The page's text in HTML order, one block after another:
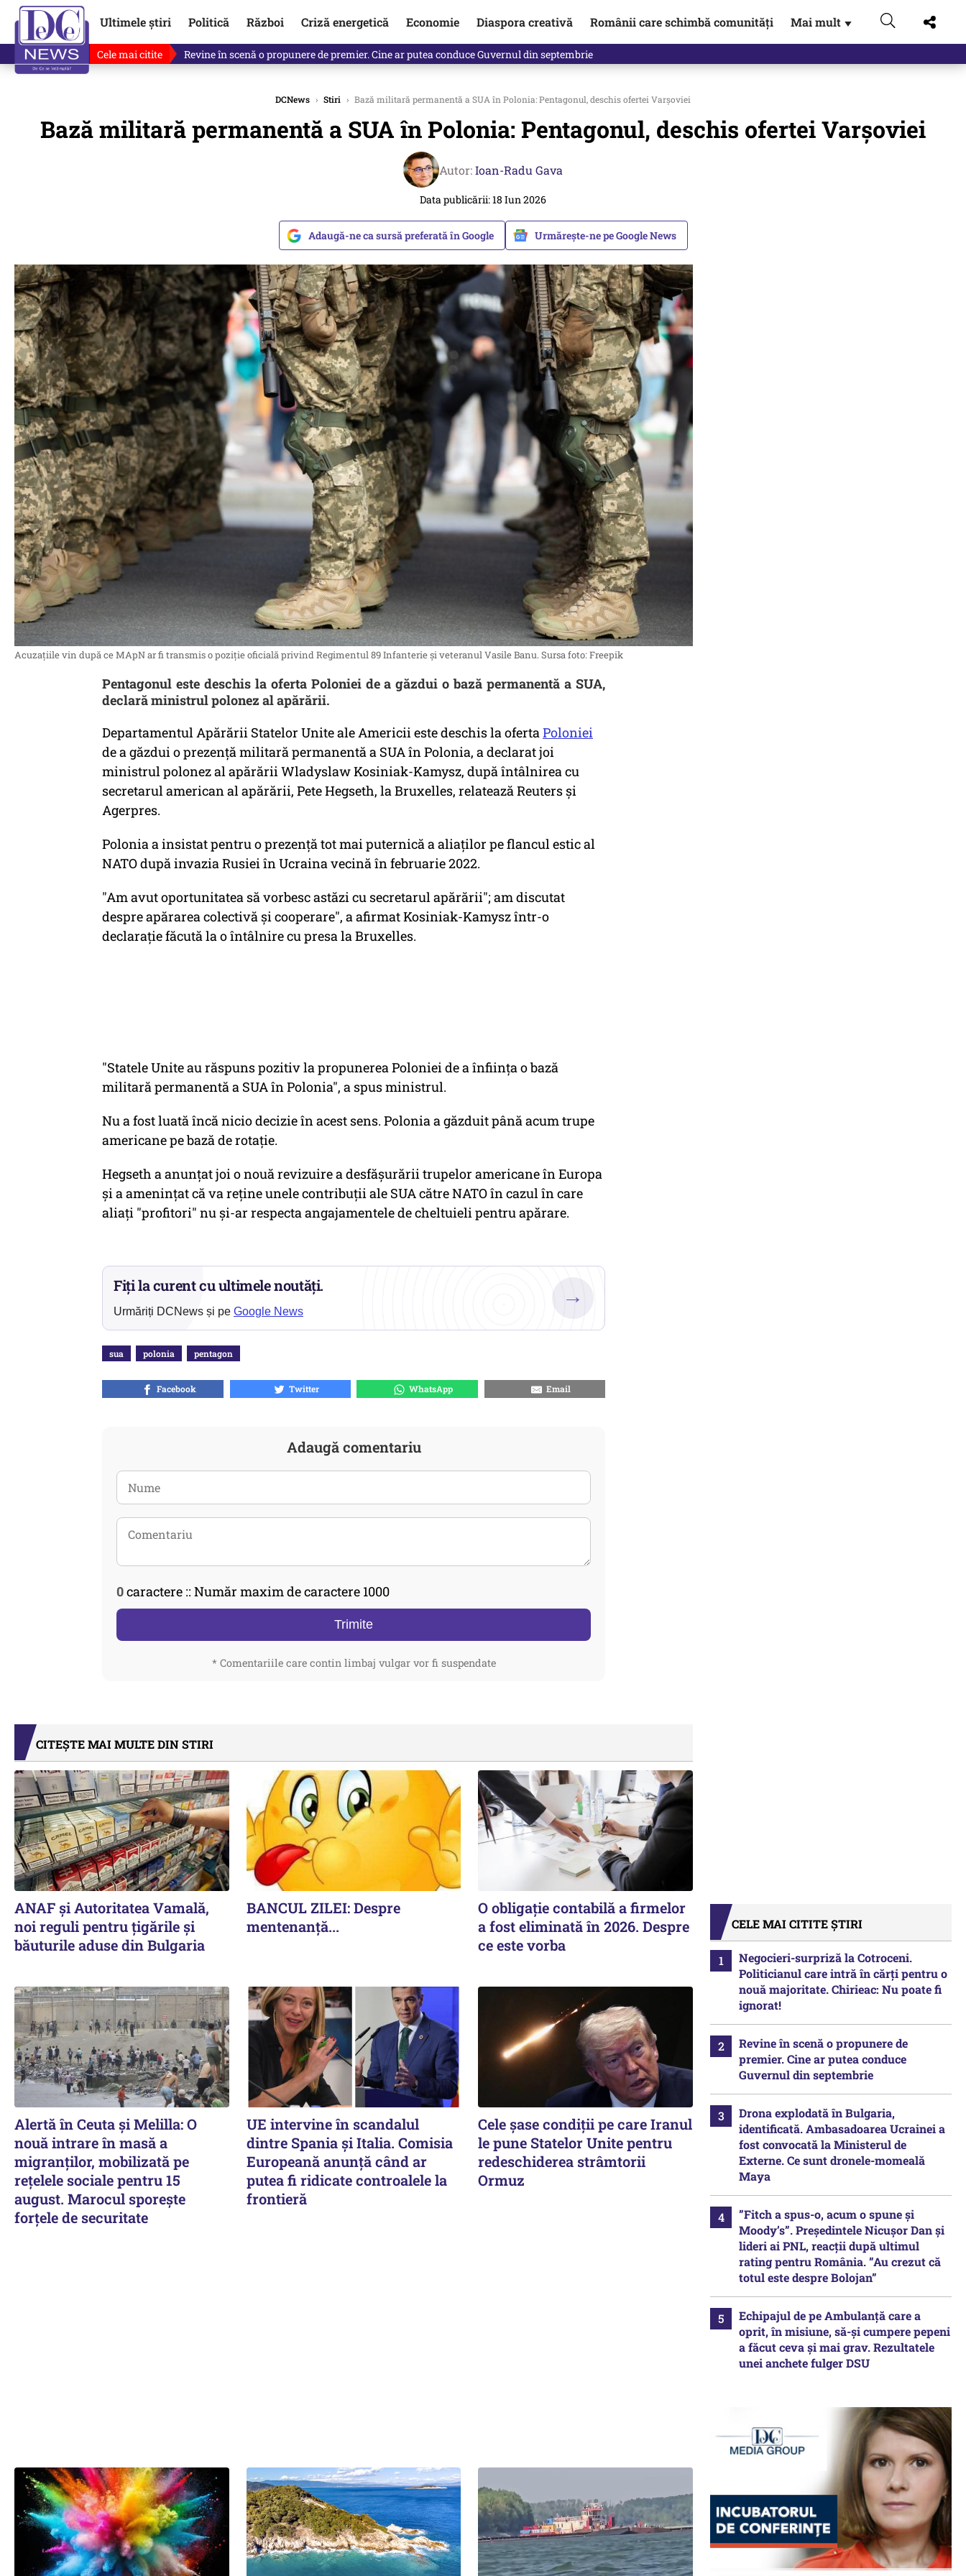
Ultimele știri Politică Război Criză energetică Economie Diaspora creativă Românii care schimbă comunități Mai mult ▼
Cele mai citite Drona explodată în Bulgaria, identificată. Ambasadoarea Ucrainei a fost convocată la Ministerul de Externe.…
DCNews › Stiri › Bază militară permanentă a SUA în Polonia: Pentagonul, deschis ofertei Varșoviei
Bază militară permanentă a SUA în Polonia: Pentagonul, deschis ofertei Varșoviei
Autor:Ioan-Radu Gava
Data publicării: 18 Iun 2026
Adaugă-ne ca sursă preferată în Google Urmărește-ne pe Google News
Acuzațiile vin după ce MApN ar fi transmis o poziție oficială privind Regimentul 89 Infanterie și veteranul Vasile Banu. Sursa foto: Freepik
Pentagonul este deschis la oferta Poloniei de a găzdui o bază permanentă a SUA,
declară ministrul polonez al apărării.
Departamentul Apărării Statelor Unite ale Americii este deschis la ofertaPoloniei
de a găzdui o prezenţă militară permanentă a SUA în Polonia, a declarat joi
ministrul polonez al apărării Wladyslaw Kosiniak-Kamysz, după întâlnirea cu
secretarul american al apărării, Pete Hegseth, la Bruxelles, relatează Reuters și
Agerpres.
Polonia a insistat pentru o prezenţă tot mai puternică a aliaţilor pe flancul estic al
NATO după invazia Rusiei în Ucraina vecină în februarie 2022.
"Am avut oportunitatea să vorbesc astăzi cu secretarul apărării"; am discutat
despre apărarea colectivă şi cooperare", a afirmat Kosiniak-Kamysz într-o
declaraţie făcută la o întâlnire cu presa la Bruxelles.
"Statele Unite au răspuns pozitiv la propunerea Poloniei de a înfiinţa o bază
militară permanentă a SUA în Polonia", a spus ministrul.
Nu a fost luată încă nicio decizie în acest sens. Polonia a găzduit până acum trupe
americane pe bază de rotaţie.
Hegseth a anunţat joi o nouă revizuire a desfăşurării trupelor americane în Europa
şi a ameninţat că va reţine unele contribuţii ale SUA către NATO în cazul în care
aliaţi "profitori" nu şi-ar respecta angajamentele de cheltuieli pentru apărare.
Fiți la curent cu ultimele noutăți.
Urmăriți DCNews și pe Google News
→
sua polonia pentagon
Facebook Twitter WhatsApp Email
Adaugă comentariu
0caractere :: Număr maxim de caractere 1000
Trimite
* Comentariile care contin limbaj vulgar vor fi suspendate
CITEȘTE MAI MULTE DIN STIRI
ANAF și Autoritatea Vamală,
noi reguli pentru țigările și
băuturile aduse din Bulgaria
BANCUL ZILEI: Despre
mentenanță...
O obligație contabilă a firmelor
a fost eliminată în 2026. Despre
ce este vorba
Alertă în Ceuta și Melilla: O
nouă intrare în masă a
migranților, mobilizată pe
rețelele sociale pentru 15
august. Marocul sporește
forțele de securitate
UE intervine în scandalul
dintre Spania și Italia. Comisia
Europeană anunță când ar
putea fi ridicate controalele la
frontieră
Cele șase condiții pe care Iranul
le pune Statelor Unite pentru
redeschiderea strâmtorii
Ormuz
CELE MAI CITITE ȘTIRI
Negocieri-surpriză la Cotroceni.
Politicianul care intră în cărți pentru o
nouă majoritate. Chirieac: Nu poate fi
ignorat!
Revine în scenă o propunere de
premier. Cine ar putea conduce
Guvernul din septembrie
Drona explodată în Bulgaria,
identificată. Ambasadoarea Ucrainei a
fost convocată la Ministerul de
Externe. Ce sunt dronele-momeală
Maya
”Fitch a spus-o, acum o spune și
Moody’s”. Președintele Nicușor Dan și
lideri ai PNL, reacții după ultimul
rating pentru România. ”Au crezut că
totul este despre Bolojan”
Echipajul de pe Ambulanță care a
oprit, în misiune, să-și cumpere pepeni
a făcut ceva și mai grav. Rezultatele
unei anchete fulger DSU